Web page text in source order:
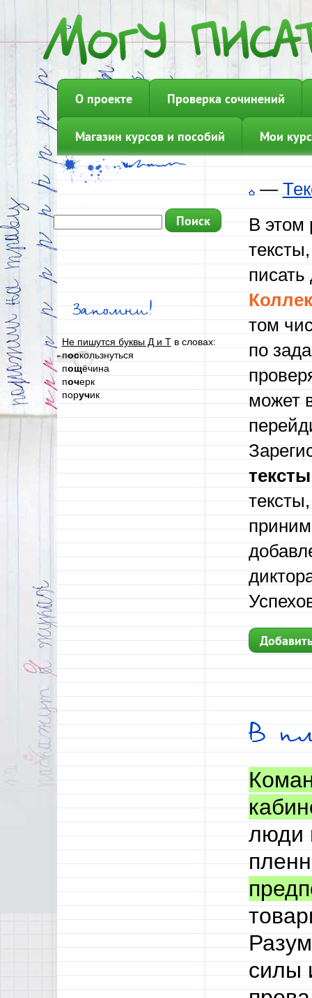
О проекте Проверка сочинений
Магазин курсов и пособий Мои
Запомни!
Не пишутся буквы Д и Тв словах:
поскользнуться
пощёчина
почерк
поручик
—
В этом
писать
том
по
может
тексты
В
люди
силы